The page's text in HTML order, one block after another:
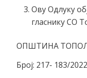
Ову Одлуку
гласнику СО
ОПШТИНА
Број: 217- 183/